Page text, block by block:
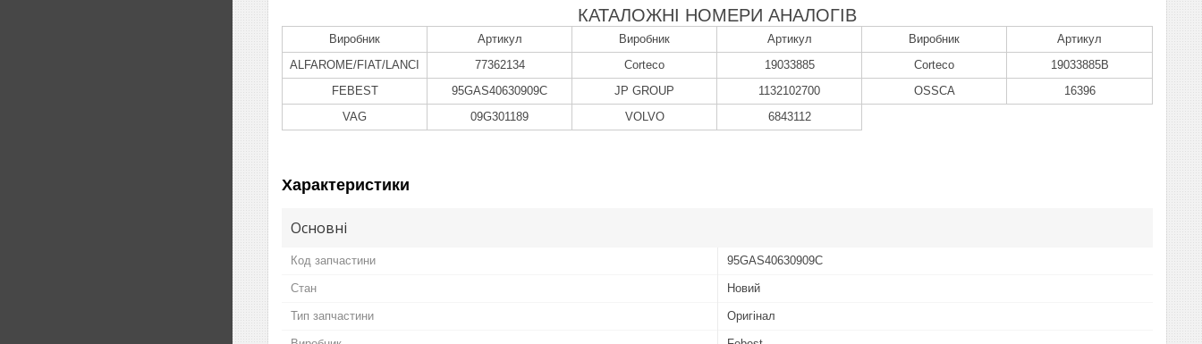
КАТАЛОЖНІ НОМЕРИ АНАЛОГІВ
Виробник Артикул Виробник Артикул Виробник
Артикул
ALFAROME/FIAT/LANCI
77362134 Corteco 19033885 Corteco
19033885B
FEBEST
95GAS40630909C JP GROUP 1132102700 OSSCA
16396
VAG
09G301189 VOLVO 6843112
Характеристики
Основні
Код запчастини 95GAS40630909C
Стан Новий
Тип запчастини Оригінал